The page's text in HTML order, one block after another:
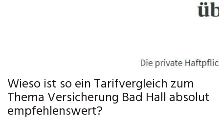
Wieso ist so ein Tarifvergleich zum
Thema Versicherung Bad Hall absolut
empfehlenswert?